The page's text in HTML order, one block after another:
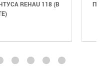
REHAU 118 (В